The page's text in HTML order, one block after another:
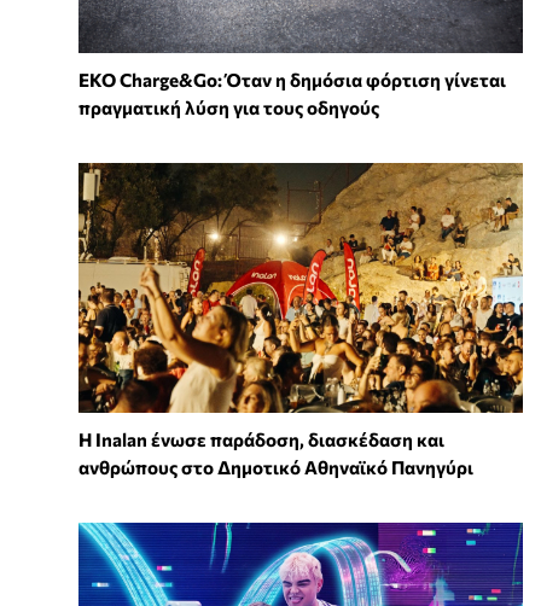
EKO Charge&Go: Όταν η δημόσια φόρτιση γίνεται
πραγματική λύση για τους οδηγούς
Η Inalan ένωσε παράδοση, διασκέδαση και
ανθρώπους στο Δημοτικό Αθηναϊκό Πανηγύρι